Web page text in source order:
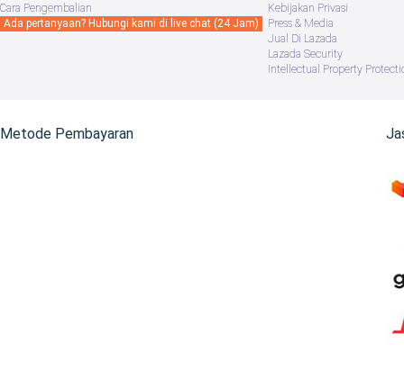
Cara Pengembalian
Ada pertanyaan? Hubungi kami di live chat (24 Jam)
Kebijakan Privasi
Press & Media
Jual Di Lazada
Lazada Security
Intellectual Property
Metode Pembayaran